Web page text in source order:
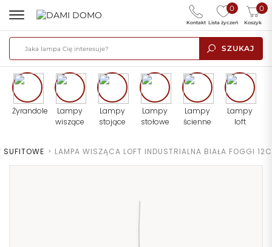
SZUKAJ
0
Lista życzeń
0
Koszyk
Kontakt
Żyrandole
Lampy
wiszące
Lampy
stojące
Lampy
stołowe
Lampy
ścienne
Lampy
loft
SUFITOWE > LAMPA WISZĄCA LOFT INDUSTRIALNA BIAŁA FOGGI 12C